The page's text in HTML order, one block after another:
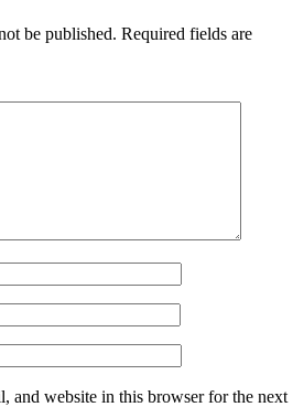
be published. Required fields are
and website in this browser for the next